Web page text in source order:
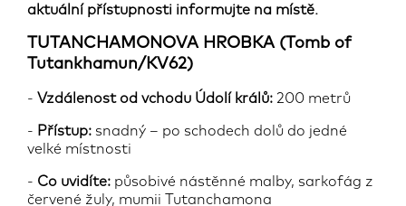
aktuální přístupnosti informujte na místě.
TUTANCHAMONOVA HROBKA (Tomb of
Tutankhamun/KV62)
- Vzdálenost od vchodu Údolí králů: 200 metrů
- Přístup: snadný – po schodech dolů do jedné
velké místnosti
- Co uvidíte: působivé nástěnné malby, sarkofág z
červené žuly, mumii Tutanchamona